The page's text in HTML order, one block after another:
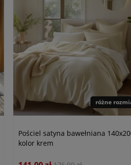
różne
Pościel satyna bawełniana
kolor krem